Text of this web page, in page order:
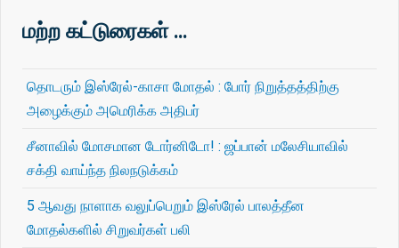
மற்ற கட்டுரைகள் …
தொடரும் இஸ்ரேல்-காசா மோதல் : போர் நிறுத்தத்திற்கு
அழைக்கும் அமெரிக்க அதிபர்
சீனாவில் மோசமான டோர்னிடோ! : ஜப்பான் மலேசியாவில்
சக்தி வாய்ந்த நிலநடுக்கம்
5 ஆவது நாளாக வலுப்பெறும் இஸ்ரேல் பாலத்தீன
மோதல்களில் சிறுவர்கள் பலி